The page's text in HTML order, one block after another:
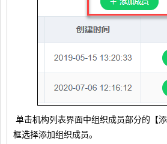
单击机构列表界面中组织成员部分的【
框选择添加组织成员。